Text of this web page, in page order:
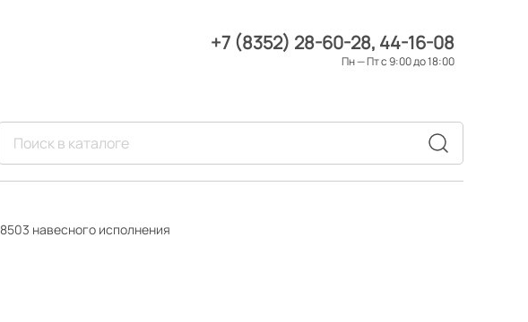
+7 (8352) 28-60-28 44-16-08
Пн — Пт с 9:00 до 18:00
навесного исполнения